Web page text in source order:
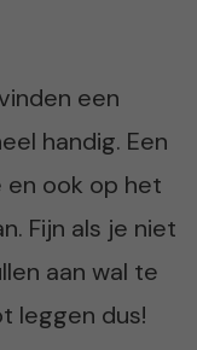
een
handig. Een
en ook op het
Fijn als je niet
aan wal te
leggen dus!